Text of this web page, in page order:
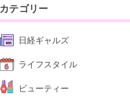
カテゴリー
日経ギャルズ
ライフスタイル
ビューティー